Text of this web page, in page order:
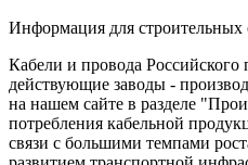
Информация для строительных
Кабели и провода Российского
действующие заводы -
на нашем сайте в разделе
потребления кабельной
связи с большими темпами